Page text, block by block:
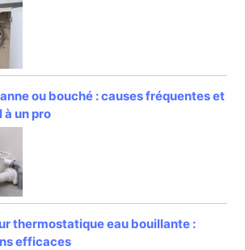
ou bouché : causes fréquentes et
à un pro
thermostatique eau bouillante :
efficaces